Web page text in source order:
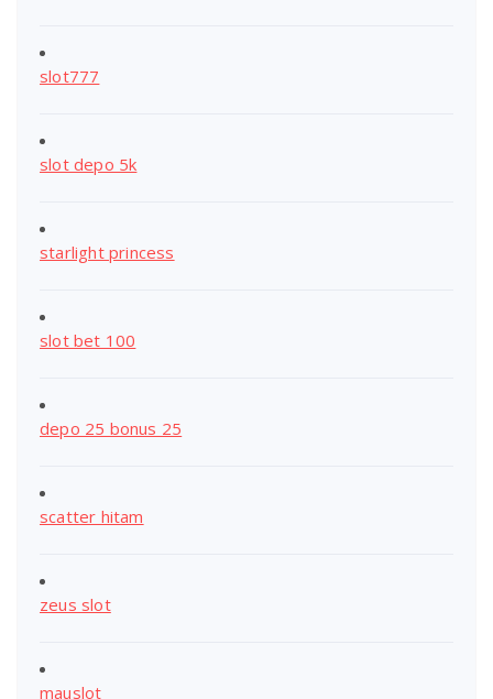
slot777
slot depo 5k
starlight princess
slot bet 100
depo 25 bonus 25
scatter hitam
zeus slot
mauslot